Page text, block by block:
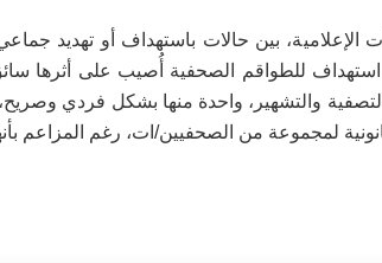
بين حالات باستهداف أو تهديد
للطواقم الصحفية أُصيب على أثرها
والتشهير، واحدة منها بشكل فردي
لمجموعة من الصحفيين/ات، رغم المزاعم